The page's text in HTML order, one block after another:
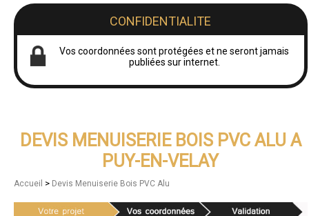
CONFIDENTIALITE
Vos coordonnées sont protégées et ne seront jamais
publiées sur internet.
DEVIS MENUISERIE BOIS PVC ALU A
PUY-EN-VELAY
Accueil > Devis Menuiserie Bois PVC Alu